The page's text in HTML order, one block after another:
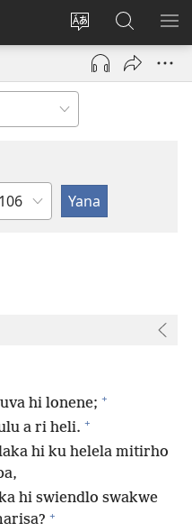
Hlawula
ririmi
Nghena
(opens
window)
Secha
JW.ORG
Ndzima
hi lonene; +
a ri heli. +
hi ku helela mitirho
hi swiendlo swakwe
+